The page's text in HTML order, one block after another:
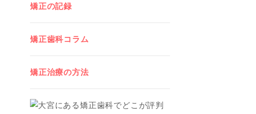
矯正の記録
矯正歯科コラム
矯正治療の方法